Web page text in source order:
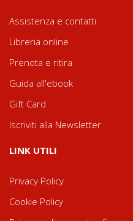
Assistenza e contatti
Libreria online
Prenota e ritira
Guida all'ebook
Gift Card
Iscriviti alla Newsletter
LINK UTILI
Privacy Policy
Cookie Policy